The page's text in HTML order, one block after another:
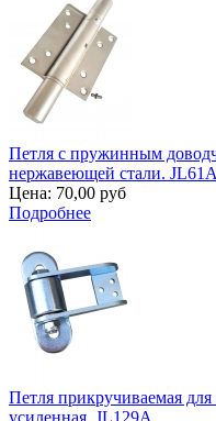
Петля с пружинным
нержавеющей стали.
Цена: 70,00 руб
Подробнее
Петля прикручиваемая